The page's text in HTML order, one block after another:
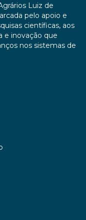
Luiz de
pelo apoio e
científicas, aos
e inovação que
nos sistemas de